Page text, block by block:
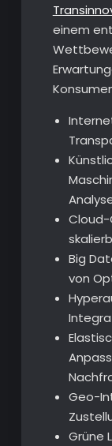
einem
Cloud-
Big
von
Geo-
Grüne